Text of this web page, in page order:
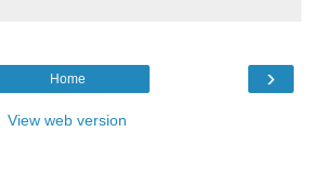
›
Home
View web version